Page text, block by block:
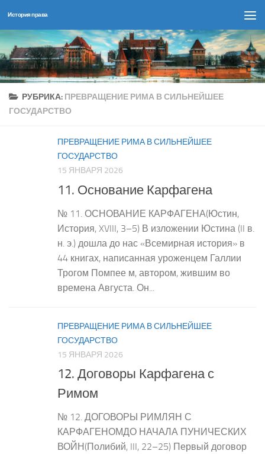
Перейти к содержимому
История права
РУБРИКА: ПРЕВРАЩЕНИЕ РИМА В СИЛЬНЕЙШЕЕ
ГОСУДАРСТВО
ПРЕВРАЩЕНИЕ РИМА В СИЛЬНЕЙШЕЕ
ГОСУДАРСТВО
15 ЯНВАРЯ 2026
11. Основание Карфагена
№ 11. ОСНОВАНИЕ КАРФАГЕНА(Юстин,
История, XVIII, 3–5) В изложении Юстина (II в.
н. э.) дошла до нас «Всемирная история» в
44 книгах, написанная уроженцем Галлии
Трогом Помпее м, автором, жившим во
времена Августа. Он...
ПРЕВРАЩЕНИЕ РИМА В СИЛЬНЕЙШЕЕ
ГОСУДАРСТВО
15 ЯНВАРЯ 2026
12. Договоры Карфагена с
Римом
№ 12. ДОГОВОРЫ РИМЛЯН С
КАРФАГЕНОМДО НАЧАЛА ПУНИЧЕСКИХ
ВОЙН(Полибий, III, 22–25) Первый договор